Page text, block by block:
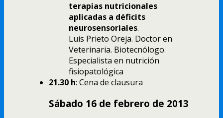
terapias nutricionales
aplicadas a déficits
neurosensoriales.
Luis Prieto Oreja. Doctor en
Veterinaria. Biotecnólogo.
Especialista en nutrición
fisiopatológica
21.30 h: Cena de clausura
Sábado 16 de febrero de 2013